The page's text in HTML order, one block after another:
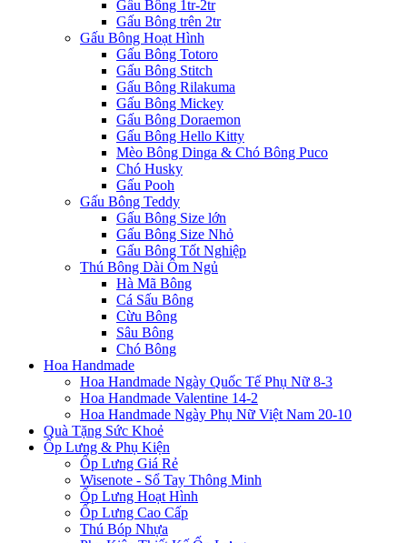
Gấu Bông 1tr-2tr
Gấu Bông trên 2tr
Gấu Bông Hoạt Hình
Gấu Bông Totoro
Gấu Bông Stitch
Gấu Bông Rilakuma
Gấu Bông Mickey
Gấu Bông Doraemon
Gấu Bông Hello Kitty
Mèo Bông Dinga & Chó Bông Puco
Chó Husky
Gấu Pooh
Gấu Bông Teddy
Gấu Bông Size lớn
Gấu Bông Size Nhỏ
Gấu Bông Tốt Nghiệp
Thú Bông Dài Ôm Ngủ
Hà Mã Bông
Cá Sấu Bông
Cừu Bông
Sâu Bông
Chó Bông
Hoa Handmade
Hoa Handmade Ngày Quốc Tế Phụ Nữ 8-3
Hoa Handmade Valentine 14-2
Hoa Handmade Ngày Phụ Nữ Việt Nam 20-10
Quà Tặng Sức Khoẻ
Ốp Lưng & Phụ Kiện
Ốp Lưng Giá Rẻ
Wisenote - Sổ Tay Thông Minh
Ốp Lưng Hoạt Hình
Ốp Lưng Cao Cấp
Thú Bóp Nhựa